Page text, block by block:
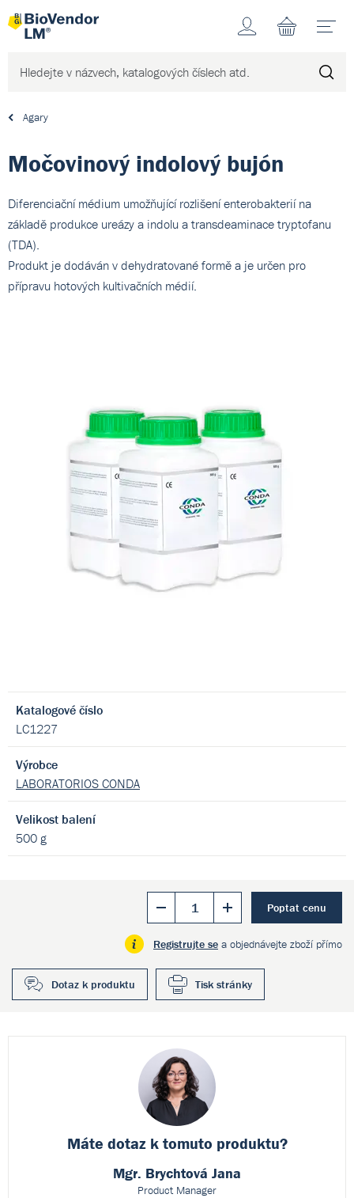
Účet
Agary
Močovinový indolový bujón
Diferenciační médium umožňující rozlišení enterobakterií na
základě produkce ureázy a indolu a transdeaminace tryptofanu
(TDA).
Produkt je dodáván v dehydratované formě a je určen pro
přípravu hotových kultivačních médií.
Katalogové číslo
LC1227
Výrobce
LABORATORIOS CONDA
Velikost balení
500 g
Poptat cenu
Registrujte se a objednávejte zboží přímo
Dotaz k produktu Tisk stránky
Máte dotaz k tomuto produktu?
Mgr. Brychtová Jana
Product Manager